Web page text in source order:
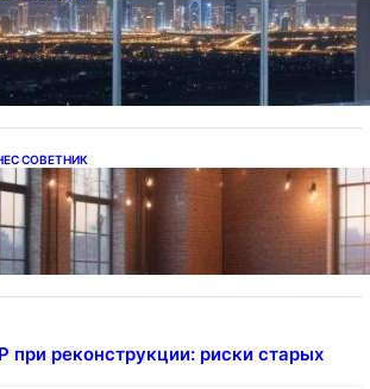
светодиодных светильников и
освещения в Казахстане
СОВЕТНИК
светодиодные светильники на
при реконструкции: риски старых